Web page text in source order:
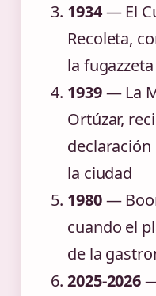
1934— El
Recoleta,
la
1939— La
Ortúzar,
la ciudad
1980—
cuando el
de la
2025-2026